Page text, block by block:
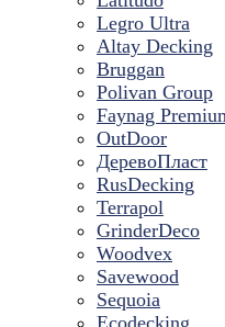
Legro Ultra
Altay Decking
Bruggan
Polivan Group
Faynag
OutDoor
ДеревоПласт
RusDecking
Terrapol
GrinderDeco
Woodvex
Savewood
Sequoia
Ecodecking